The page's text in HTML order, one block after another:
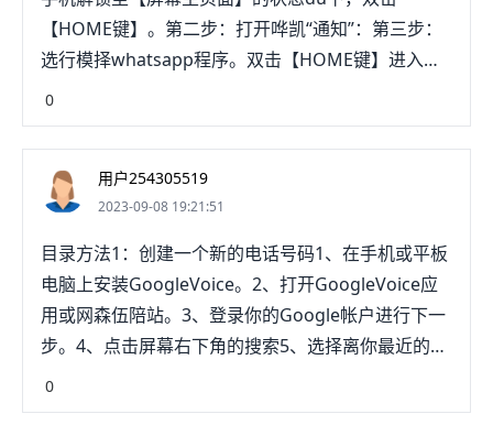
【HOME键】。第二步：打开哗凯“通知”：第三步：
选行模择whatsapp程序。双击【HOME键】进入
iPhone手机的后台管理页面后，找到【WhatsApp】
应用程序。第四步：把“应用程序图标标记”、“声
音”、”在“通知中心”中显示“、“在档芦缓锁定屏幕上显
示”4个选项关闭即可。第五步：按住【WhatsApp】
应用程序预览图向上滑动进行关闭操作。第六步：成
功进入后台管理页面并拖动图标向上滑动即可使
iPhone手机完全退出【WhatsApp】。删除
WhatsApp数据还允许您查看每个消息线程在iPhone
上占用的存储量1、打开WhatsApp并点击“设置”（位
间”；3、向下滚动以查找并选择“存储使用情况”；4、
0
用户254305519
2023-09-08 19:21:51
目录方法1：创建一个新的电话号码1、在手机或平板
电脑上安装GoogleVoice。2、打开GoogleVoice应
用或网森伍陪站。3、登录你的Google帐户进行下一
步。4、点击屏幕右下角的搜索5、选择离你最近的城
市。6、点击所需电话号码旁边的选择7、选择下一个
屏幕底部的接受号码橘氏8、点击下一步9、点击方框
0